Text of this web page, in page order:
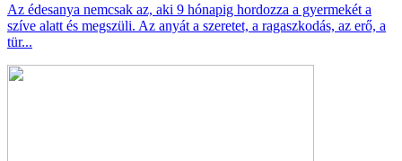
Az édesanya nemcsak az, aki 9 hónapig hordozza a gyermekét a
szíve alatt és megszüli. Az anyát a szeretet, a ragaszkodás, az erő, a
tür...